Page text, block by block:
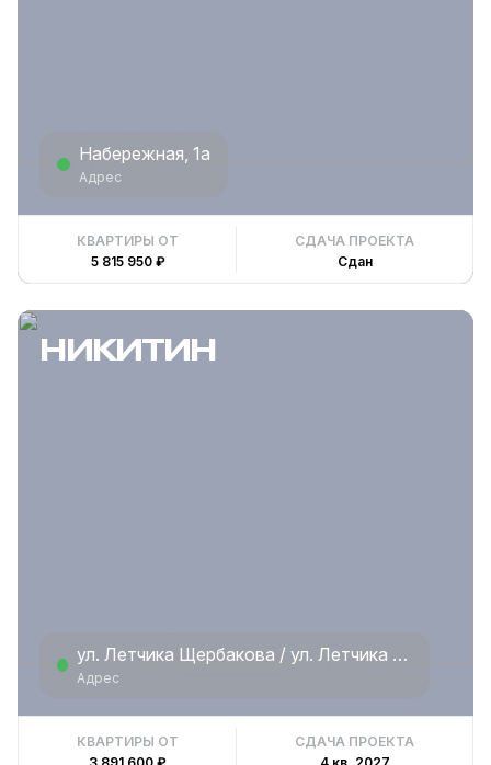
Набережная, 1а
Адрес
КВАРТИРЫ ОТ
5 815 950 ₽
СДАЧА ПРОЕКТА
Сдан
НИКИТИН
ул. Летчика Щербакова / ул. Летчика Демьянова
Адрес
КВАРТИРЫ ОТ
СДАЧА ПРОЕКТА